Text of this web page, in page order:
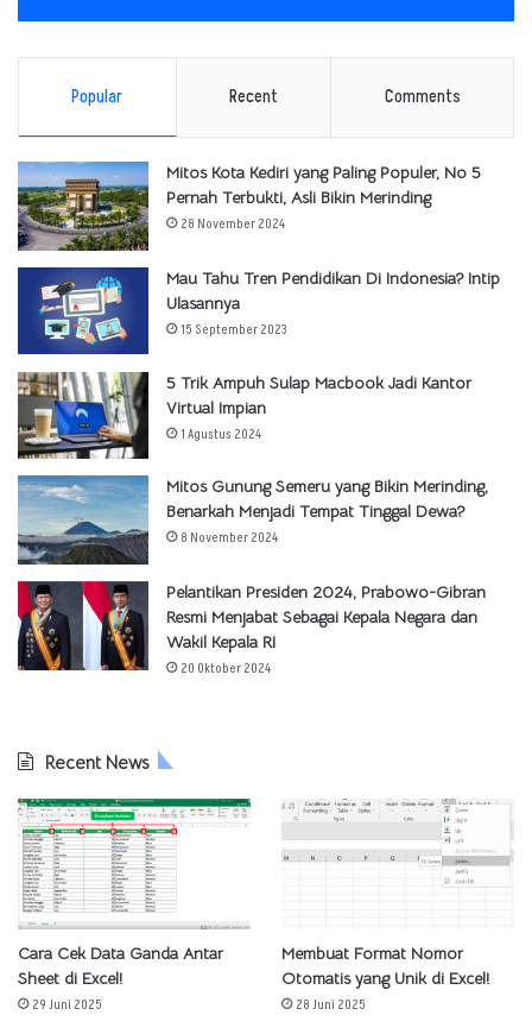
Popular Recent Comments
Mitos Kota Kediri yang Paling Populer, No 5
Pernah Terbukti, Asli Bikin Merinding
28 November 2024
Mau Tahu Tren Pendidikan Di Indonesia? Intip
Ulasannya
15 September 2023
5 Trik Ampuh Sulap Macbook Jadi Kantor
Virtual Impian
1 Agustus 2024
Mitos Gunung Semeru yang Bikin Merinding,
Benarkah Menjadi Tempat Tinggal Dewa?
8 November 2024
Pelantikan Presiden 2024, Prabowo-Gibran
Resmi Menjabat Sebagai Kepala Negara dan
Wakil Kepala RI
20 Oktober 2024
Recent News
Cara Cek Data Ganda Antar
Sheet di Excel!
29 Juni 2025
Membuat Format Nomor
Otomatis yang Unik di Excel!
28 Juni 2025